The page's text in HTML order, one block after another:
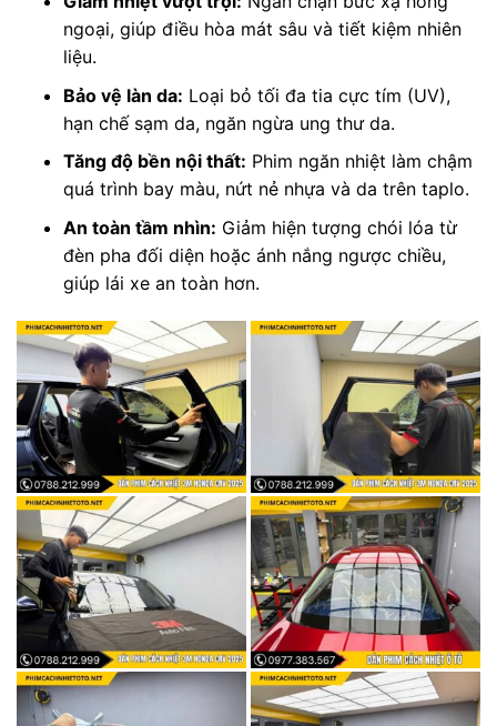
ngoại, giúp điều hòa mát sâu và tiết kiệm nhiên
liệu.
Bảo vệ làn da: Loại bỏ tối đa tia cực tím (UV),
hạn chế sạm da, ngăn ngừa ung thư da.
Tăng độ bền nội thất: Phim ngăn nhiệt làm chậm
quá trình bay màu, nứt nẻ nhựa và da trên taplo.
An toàn tầm nhìn: Giảm hiện tượng chói lóa từ
đèn pha đối diện hoặc ánh nắng ngược chiều,
giúp lái xe an toàn hơn.